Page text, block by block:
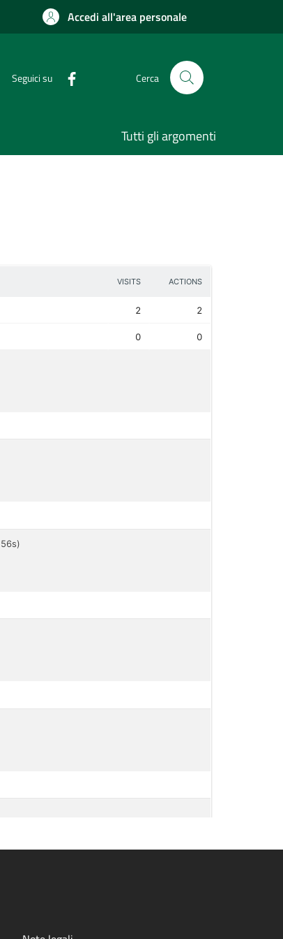
Accedi all'area personale
Seguici su Cerca
Tutti gli argomenti